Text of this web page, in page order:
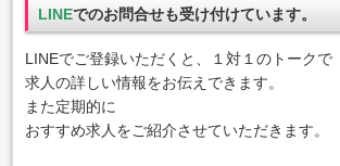
LINEでのお問合せも受け付けています。
LINEでご登録いただくと、１対１のトークで
求人の詳しい情報をお伝えできます。
また定期的に
おすすめ求人をご紹介させていただきます。